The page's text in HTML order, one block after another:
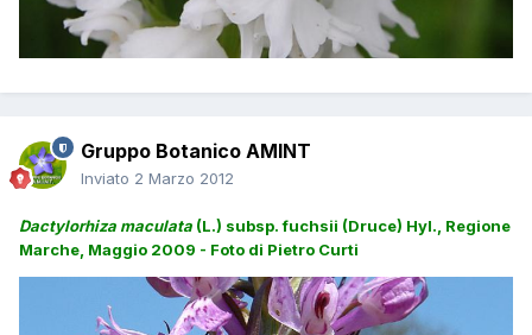
Gruppo Botanico AMINT
Inviato 2 Marzo 2012
Dactylorhiza maculata (L.) subsp. fuchsii (Druce) Hyl., Regione
Marche, Maggio 2009 - Foto di Pietro Curti